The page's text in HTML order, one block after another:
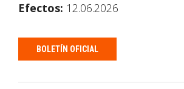
Efectos: 12.06.2026
BOLETÍN OFICIAL